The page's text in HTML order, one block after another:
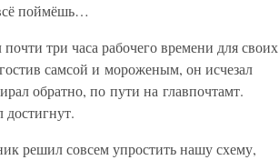
поймёшь…
три часа рабочего времени для своих
самсой и мороженым, он исчезал
обратно, по пути на главпочтамт.
достигнут.
решил совсем упростить нашу схему,